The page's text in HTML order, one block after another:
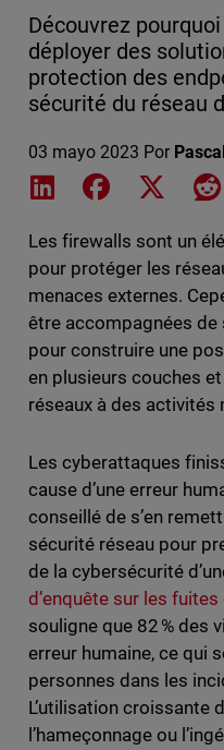
Découvrez
déployer des
protection des
sécurité du réseau
03 mayo 2023 Por
Share on LinkedIn
Share onShare
Les firewalls sont un
pour protéger les
menaces externes.
être accompagnées
pour construire une
en plusieurs couches
réseaux à des activités
Les cyberattaques
cause d’une erreur
conseillé de s’en
sécurité réseau pour
de la cybersécurité
d’enquête sur les
souligne que 82 % des
erreur humaine, ce qui
personnes dans les
L’utilisation croissante
l’hameçonnage ou